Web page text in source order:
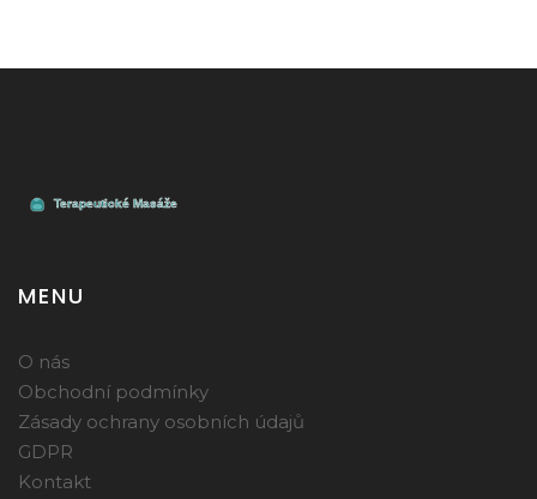
MENU
O nás
Obchodní podmínky
Zásady ochrany osobních údajů
GDPR
Kontakt